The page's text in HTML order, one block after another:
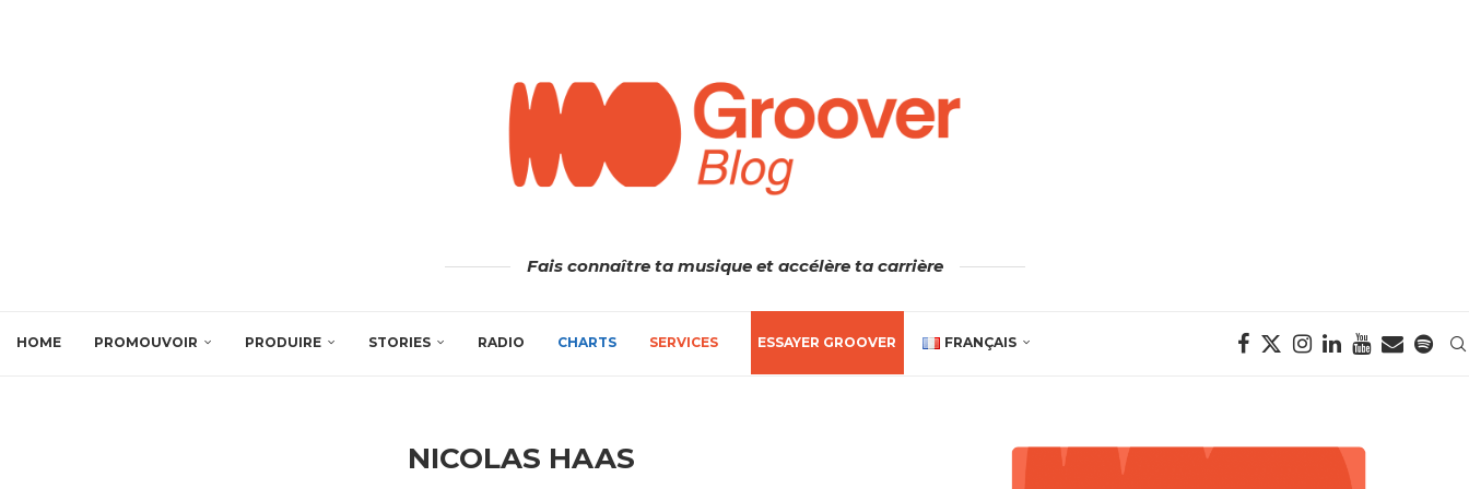
Fais connaître ta musique et accélère ta carrière
HOME PROMOUVOIR PRODUIRE STORIES RADIO CHARTS SERVICES ESSAYER GROOVER FRANÇAIS
NICOLAS HAAS